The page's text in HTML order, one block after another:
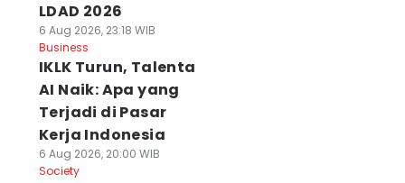
LDAD 2026
6 Aug 2026, 23:18 WIB
Business
IKLK Turun, Talenta
AI Naik: Apa yang
Terjadi di Pasar
Kerja Indonesia
6 Aug 2026, 20:00 WIB
Society